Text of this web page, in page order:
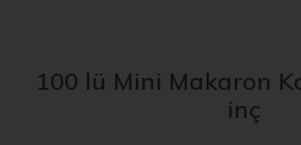
100 lü Mini Makaron
inç